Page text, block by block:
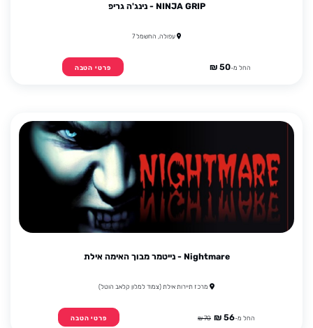
NINJA GRIP - נינג'ה גריפ
עפולה, החשמל 7
החל מ-50 ₪ פרטי הטבה
Nightmare - נייטמר מבוך האימה אילת
מרכז תיירות אילת (צמוד למלון קלאב הוטל)
החל מ-56 ₪
70 ₪ פרטי הטבה